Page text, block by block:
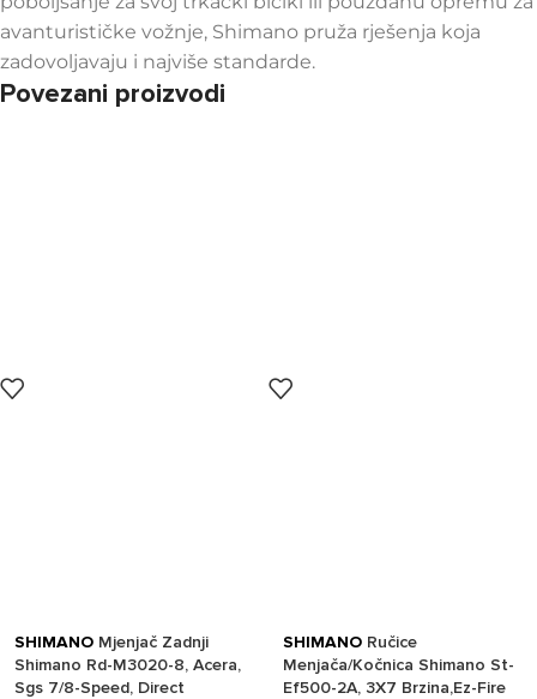
avanturističke vožnje, Shimano pruža rješenja koja
zadovoljavaju i najviše standarde.
Povezani proizvodi
SHIMANO Mjenjač Zadnji
Shimano Rd-M3020-8, Acera,
Sgs 7/8-Speed, Direct
SHIMANO Ručice
Menjača/Kočnica Shimano St-
Ef500-2A, 3X7 Brzina,Ez-Fire